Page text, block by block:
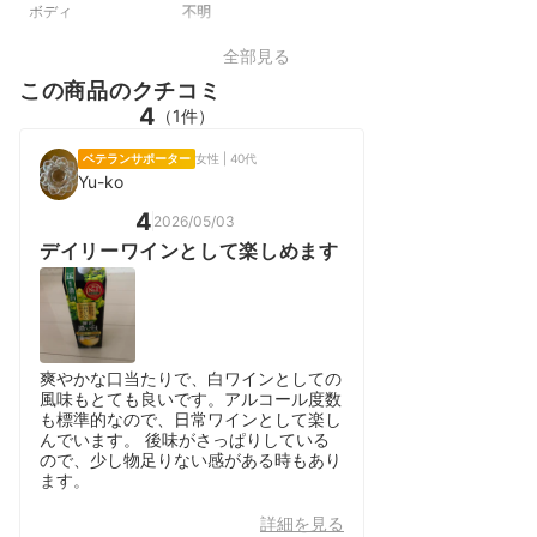
ボディ 不明
全部見る
この商品のクチコミ
4 （1件）
ベテランサポーター 女性 | 40代
Yu-ko
4 2026/05/03
デイリーワインとして楽しめます
爽やかな口当たりで、白ワインとしての
風味もとても良いです。アルコール度数
も標準的なので、日常ワインとして楽し
んでいます。 後味がさっぱりしている
ので、少し物足りない感がある時もあり
ます。
詳細を見る